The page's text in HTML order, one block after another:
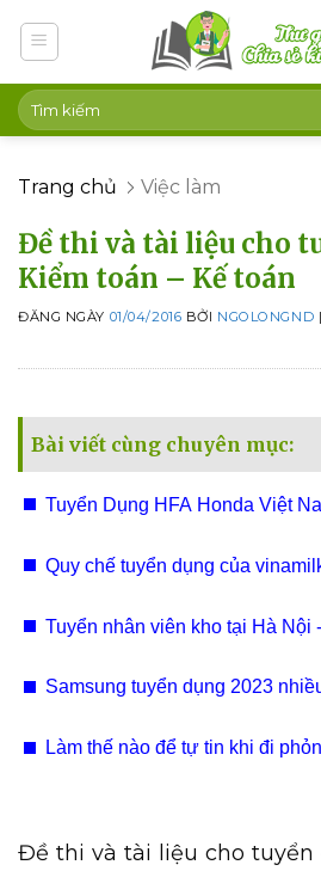
Trang chủ Việc làm
Đề thi và tài liệu cho
Kiểm toán – Kế toán
ĐĂNG NGÀY 01/04/2016 BỞI NGOLONGND |
Bài viết cùng chuyên mục:
Tuyển Dụng HFA Honda Việt
Quy chế tuyển dụng của
Tuyển nhân viên kho tại Hà Nội
Samsung tuyển dụng 2023
Làm thế nào để tự tin khi đi
Đề thi và tài liệu cho tuyển